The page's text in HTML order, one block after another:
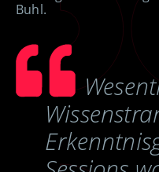
Buhl.